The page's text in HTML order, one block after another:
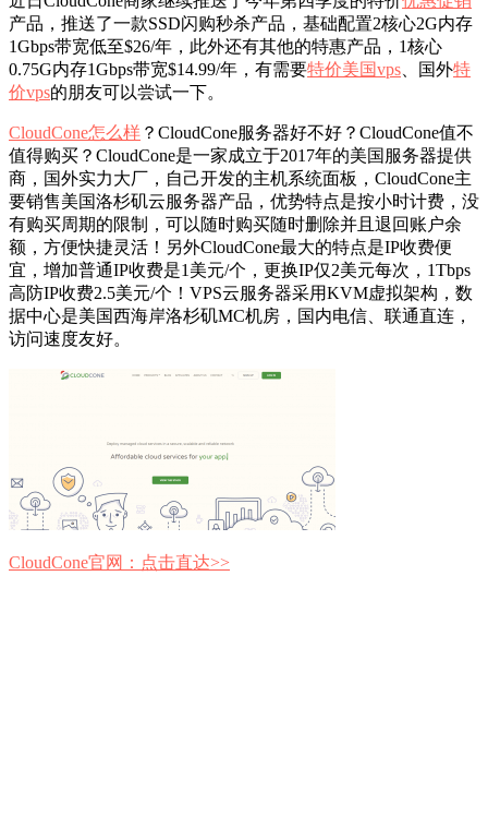
产品，推送了一款SSD闪购秒杀产品，基础配置2核心2G内存
1Gbps带宽低至$26/年，此外还有其他的特惠产品，1核心
0.75G内存1Gbps带宽$14.99/年，有需要特价美国vps 、国外特
价vps的朋友可以尝试一下。
CloudCone怎么样 ？CloudCone服务器好不好？CloudCone值不
值得购买？CloudCone是一家成立于2017年的美国服务器提供
商，国外实力大厂，自己开发的主机系统面板，CloudCone主
要销售美国洛杉矶云服务器产品，优势特点是按小时计费，没
有购买周期的限制，可以随时购买随时删除并且退回账户余
额，方便快捷灵活！另外CloudCone最大的特点是IP收费便
宜，增加普通IP收费是1美元/个，更换IP仅2美元每次，1Tbps
高防IP收费2.5美元/个！VPS云服务器采用KVM虚拟架构，数
据中心是美国西海岸洛杉矶MC机房，国内电信、联通直连，
访问速度友好。
CloudCone官网：点击直达>>